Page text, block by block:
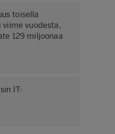
toisella
viime vuodesta,
129 miljoonaa
IT-